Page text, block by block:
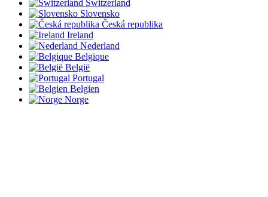
Switzerland
Slovensko
Česká republika
Ireland
Nederland
Belgique
België
Portugal
Belgien
Norge